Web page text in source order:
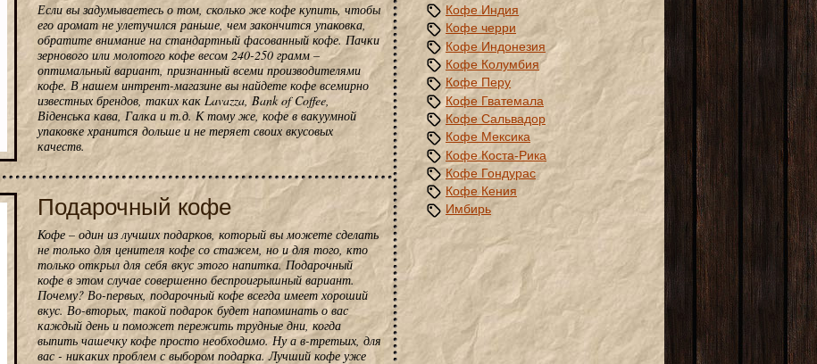
Если вы задумываетесь о том, сколько же кофе купить, чтобы
его аромат не улетучился раньше, чем закончится упаковка,
обратите внимание на стандартный фасованный кофе. Пачки
зернового или молотого кофе весом 240-250 грамм –
оптимальный вариант, признанный всеми производителями
кофе. В нашем интрент-магазине вы найдете кофе всемирно
известных брендов, таких как Lavazza, Bank of Coffee,
Віденська кава, Галка и т.д. К тому же, кофе в вакуумной
упаковке хранится дольше и не теряет своих вкусовых
качеств.
Подарочный кофе
Кофе – один из лучших подарков, который вы можете сделать
не только для ценителя кофе со стажем, но и для того, кто
только открыл для себя вкус этого напитка. Подарочный
кофе в этом случае совершенно беспроигрышный вариант.
Почему? Во-первых, подарочный кофе всегда имеет хороший
вкус. Во-вторых, такой подарок будет напоминать о вас
каждый день и поможет пережить трудные дни, когда
выпить чашечку кофе просто необходимо. Ну а в-третьих, для
вас - никаких проблем с выбором подарка. Лучший кофе уже
Кофе Индия
Кофе черри
Кофе Индонезия
Кофе Колумбия
Кофе Перу
Кофе Гватемала
Кофе Сальвадор
Кофе Мексика
Кофе Коста-Рика
Кофе Гондурас
Кофе Кения
Имбирь